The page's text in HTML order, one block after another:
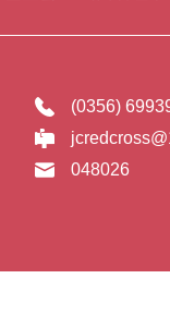
(0356)
048026